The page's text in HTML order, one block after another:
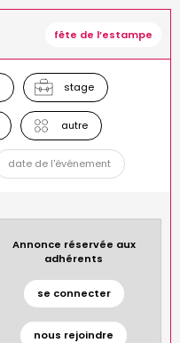
fête de l’estampe
stage
autre
date de l'événement
Annonce réservée aux
adhérents
se connecter
nous rejoindre